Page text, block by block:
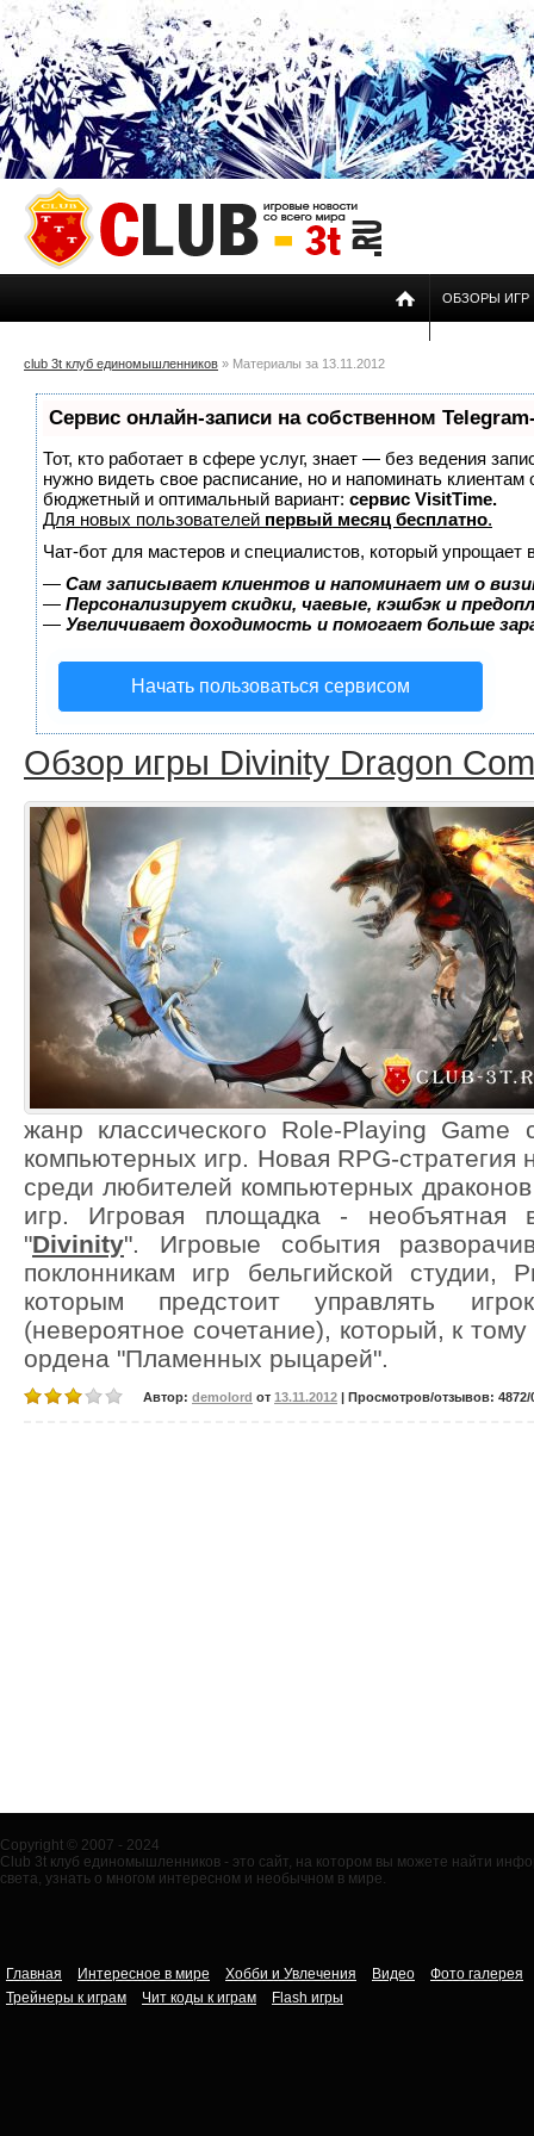
ОБЗОРЫ ИГР
club 3t клуб единомышленников » Материалы за 13.11.2012
Сервис онлайн-записи на собственном
Тот, кто работает в сфере услуг, знает — без ведения
нужно видеть свое расписание, но и напоминать
бюджетный и оптимальный вариант: сервис VisitTime.
Для новых пользователей первый месяц бесплатно.
Чат-бот для мастеров и специалистов, который упрощает
— Сам записывает клиентов и напоминает им о
— Персонализирует скидки, чаевые, кэшбэк и
— Увеличивает доходимость и помогает больше
Начать пользоваться сервисом
Обзор игры Divinity Dragon
жанр классического Role-Playing Game
компьютерных игр. Новая RPG-стратегия
среди любителей компьютерных
игр. Игровая площадка - необъятная
"Divinity". Игровые события
поклонникам игр бельгийской студии,
которым предстоит управлять
(невероятное сочетание), который, к
ордена "Пламенных рыцарей".
Автор: demolord от 13.11.2012 | Просмотров/отзывов: 4872/
Copyright © 2007 - 2024
Club 3t клуб единомышленников - это сайт, на котором вы можете найти
света, узнать о многом интересном и необычном в мире.
Главная Интересное в мире Хобби и Увлечения Видео
Фото галерея
Трейнеры к играм
Чит коды к играм Flash игры